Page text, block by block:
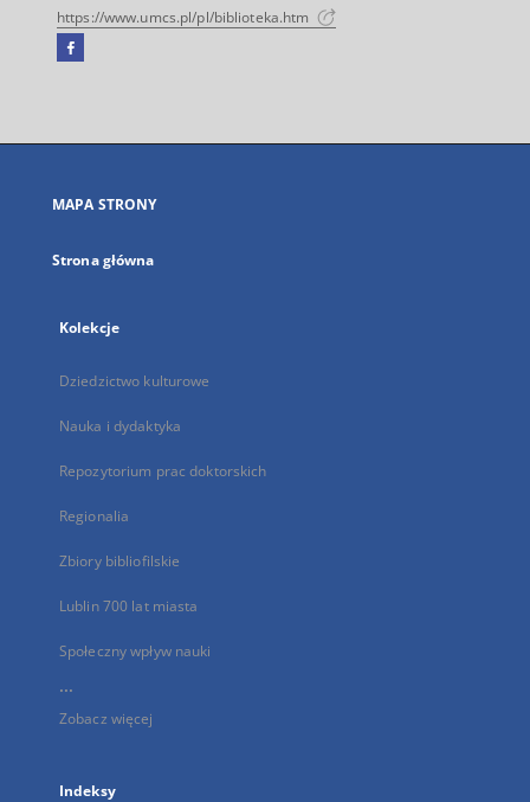
https://www.umcs.pl/pl/biblioteka.htm
Facebook
się
karcie
MAPA STRONY
Strona główna
Kolekcje
Dziedzictwo kulturowe
Nauka i dydaktyka
Repozytorium prac doktorskich
Regionalia
Zbiory bibliofilskie
Lublin 700 lat miasta
Społeczny wpływ nauki
...
Zobacz więcej
Indeksy